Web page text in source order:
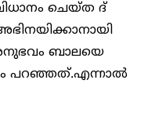
ചെയ്ത ദ്
ബാലയെ
പറഞ്ഞത്.എന്നാല്‍